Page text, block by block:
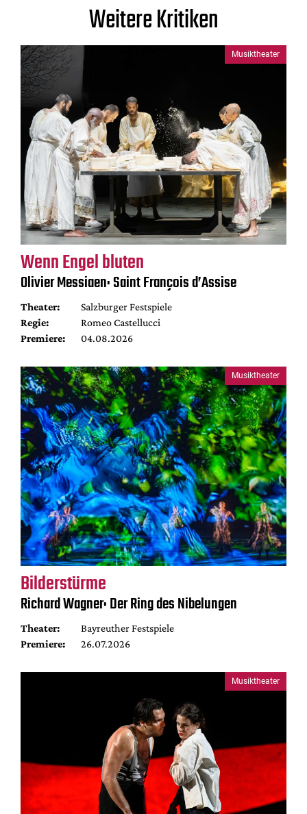
Weitere Kritiken
Musiktheater
Wenn Engel bluten
Olivier Messiaen: Saint François d’Assise
Theater:
Salzburger Festspiele
Regie:
Romeo Castellucci
Premiere:
04.08.2026
Musiktheater
Bilderstürme
Richard Wagner: Der Ring des Nibelungen
Theater:
Bayreuther Festspiele
Premiere:
26.07.2026
Musiktheater